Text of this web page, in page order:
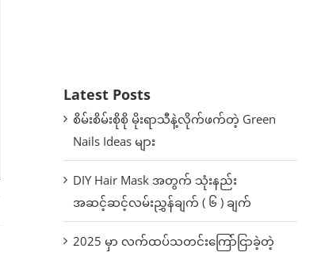
Latest Posts
စိမ်းစိမ်းစိုစို မိုးရာသီနဲ့လိုက်ဖက်တဲ့ Green
Nails Ideas များ
DIY Hair Mask အတွက် သုံးနည်း
အဆင့်ဆင့်လမ်းညွှန်ချက် ( ၆ ) ချက်
2025 မှာ လက်ထပ်သတင်းကြော်ငြာခဲ့တဲ့